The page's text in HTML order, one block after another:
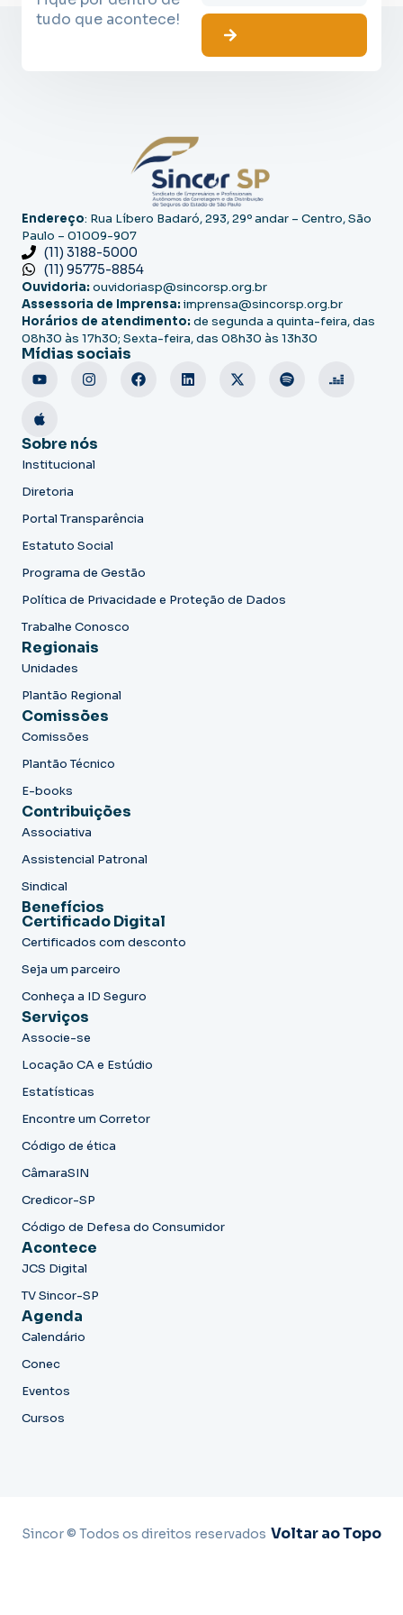
tudo que acontece!
Endereço: Rua Líbero Badaró, 293, 29º andar – Centro, São
Paulo – 01009-907
(11) 3188-5000
(11) 95775-8854
Ouvidoria: ouvidoriasp@sincorsp.org.br
Assessoria de Imprensa: imprensa@sincorsp.org.br
Horários de atendimento: de segunda a quinta-feira, das
08h30 às 17h30; Sexta-feira, das 08h30 às 13h30
Mídias sociais
Sobre nós
Institucional
Diretoria
Portal Transparência
Estatuto Social
Programa de Gestão
Política de Privacidade e Proteção de Dados
Trabalhe Conosco
Regionais
Unidades
Plantão Regional
Comissões
Comissões
Plantão Técnico
E-books
Contribuições
Associativa
Assistencial Patronal
Sindical
Benefícios
Certificado Digital
Certificados com desconto
Seja um parceiro
Conheça a ID Seguro
Serviços
Associe-se
Locação CA e Estúdio
Estatísticas
Encontre um Corretor
Código de ética
CâmaraSIN
Credicor-SP
Código de Defesa do Consumidor
Acontece
JCS Digital
TV Sincor-SP
Agenda
Calendário
Conec
Eventos
Cursos
Sincor © Todos os direitos reservados Voltar ao Topo